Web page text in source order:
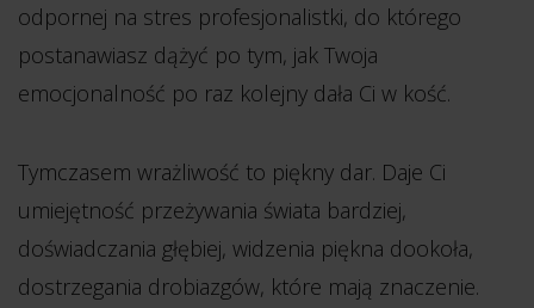
odpornej na stres profesjonalistki, do którego
postanawiasz dążyć po tym, jak Twoja
emocjonalność po raz kolejny dała Ci w kość.
Tymczasem wrażliwość to piękny dar. Daje Ci
umiejętność przeżywania świata bardziej,
doświadczania głębiej, widzenia piękna dookoła,
dostrzegania drobiazgów, które mają znaczenie.